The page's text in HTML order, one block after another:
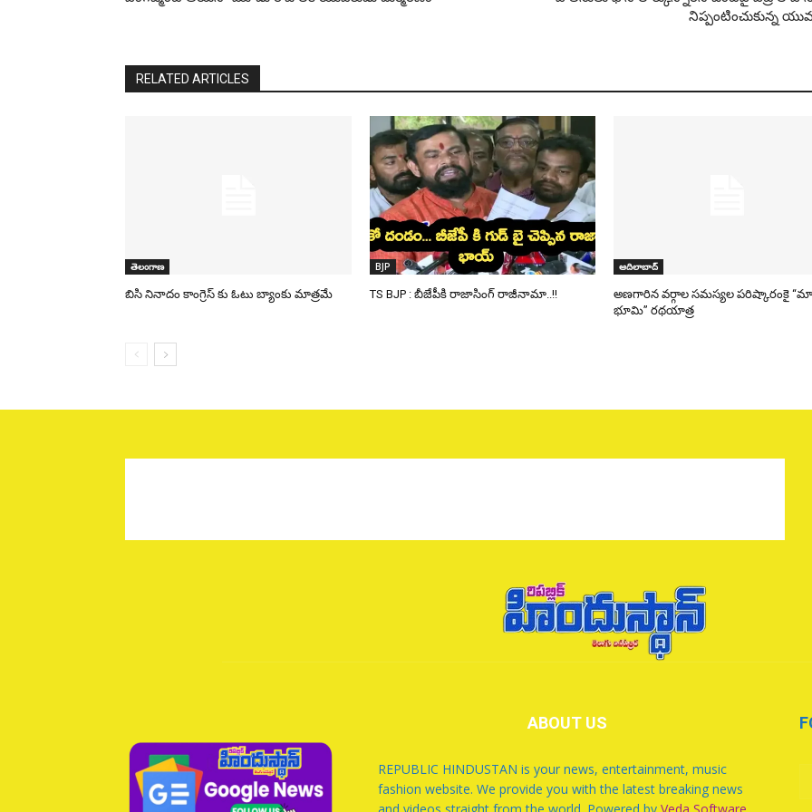
నిప్పంటించుకున్న
RELATED ARTICLES
తెలంగాణ
బిసి నినాదం కాంగ్రెస్ కు ఓటు బ్యాంకు మాత్రమే
BJP
TS BJP : బీజేపీకి రాజాసింగ్‌ రాజీనామా..!!
ఆదిలాబాద్
అణగారిన వర్గాల సమస్యల పరిష్కారంకై “మా
భూమి” రథయాత్ర
ABOUT US
REPUBLIC HINDUSTAN is your news, entertainment, music
fashion website. We provide you with the latest breaking news